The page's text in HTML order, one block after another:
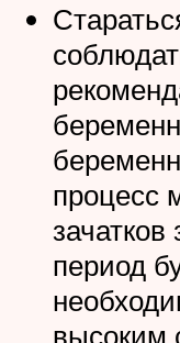
процесс
зачатков
период
высоким